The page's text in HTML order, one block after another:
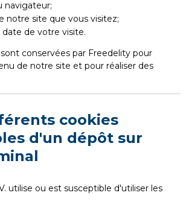
navigateur;
notre site que vous visitez;
de votre visite.
conservées par Freedelity pour
de notre site et pour réaliser des
cookies
d'un dépôt sur
utilise ou est susceptible d'utiliser les